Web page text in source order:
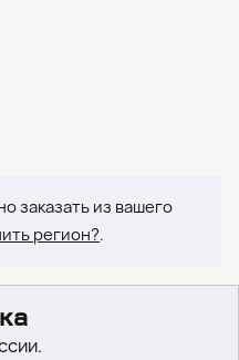
заказать из вашего
регион?.